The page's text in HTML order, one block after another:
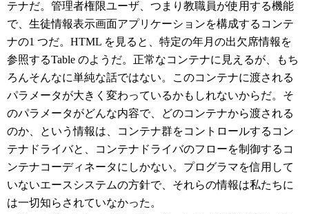
テナだ。管理者権限ユーザ、つまり教職員が使用する機能
で、生徒情報表示画面アプリケーションを構成するコンテ
ナの1 つだ。HTML を見ると、特定の年月の出欠席情報を
参照するTable のようだ。正常なコンテナに見えるが、もち
ろんそんなに単純な話ではない。このコンテナに渡される
パラメータが大きく変わっているかもしれないからだ。そ
のパラメータがどんな内容で、どのコンテナから渡される
のか、という情報は、コンテナ群をコントロールするコン
テナドライバと、コンテナドライバのフローを制御するコ
ンテナコーディネータにしかない。プログラマを信用して
いないエースシステムの方針で、それらの情報は私たちに
は一切知らされていなかった。